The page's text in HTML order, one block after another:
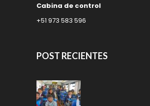
Cabina de control
+51 973 583 596
POST RECIENTES